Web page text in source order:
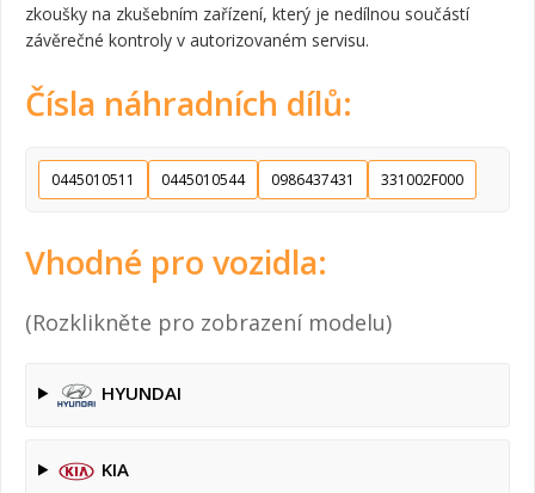
zkoušky na zkušebním zařízení, který je nedílnou součástí
závěrečné kontroly v autorizovaném servisu.
Čísla náhradních dílů:
0445010511 0445010544 0986437431 331002F000
Vhodné pro vozidla:
(Rozklikněte pro zobrazení modelu)
HYUNDAI
KIA